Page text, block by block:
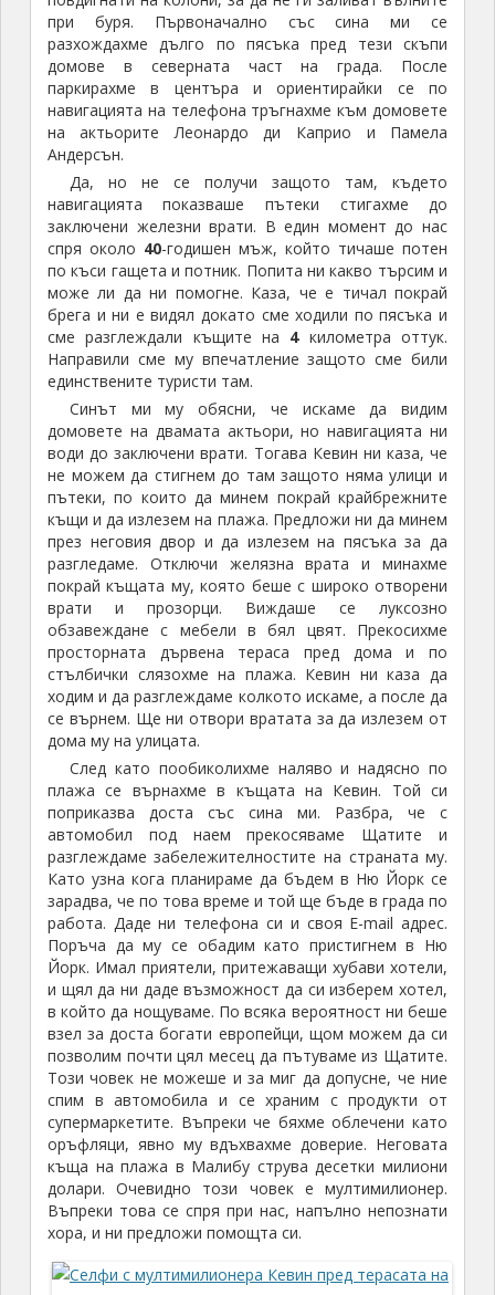
при буря. Първоначално със сина ми се
разхождахме дълго по пясъка пред тези скъпи
домове в северната част на града. После
паркирахме в центъра и ориентирайки се по
навигацията на телефона тръгнахме към домовете
на актьорите Леонардо ди Каприо и Памела
Андерсън.
Да, но не се получи защото там, където
навигацията показваше пътеки стигахме до
заключени железни врати. В един момент до нас
спря около 40-годишен мъж, който тичаше потен
по къси гащета и потник. Попита ни какво търсим и
може ли да ни помогне. Каза, че е тичал покрай
брега и ни е видял докато сме ходили по пясъка и
сме разглеждали къщите на 4километра оттук.
Направили сме му впечатление защото сме били
единствените туристи там.
Синът ми му обясни, че искаме да видим
домовете на двамата актьори, но навигацията ни
води до заключени врати. Тогава Кевин ни каза, че
не можем да стигнем до там защото няма улици и
пътеки, по които да минем покрай крайбрежните
къщи и да излезем на плажа. Предложи ни да минем
през неговия двор и да излезем на пясъка за да
разгледаме. Отключи желязна врата и минахме
покрай къщата му, която беше с широко отворени
врати и прозорци. Виждаше се луксозно
обзавеждане с мебели в бял цвят. Прекосихме
просторната дървена тераса пред дома и по
стълбички слязохме на плажа. Кевин ни каза да
ходим и да разглеждаме колкото искаме, а после да
се върнем. Ще ни отвори вратата за да излезем от
дома му на улицата.
След като пообиколихме наляво и надясно по
плажа се върнахме в къщата на Кевин. Той си
поприказва доста със сина ми. Разбра, че с
автомобил под наем прекосяваме Щатите и
разглеждаме забележителностите на страната му.
Като узна кога планираме да бъдем в Ню Йорк се
зарадва, че по това време и той ще бъде в града по
работа. Даде ни телефона си и своя E-mail адрес.
Поръча да му се обадим като пристигнем в Ню
Йорк. Имал приятели, притежаващи хубави хотели,
и щял да ни даде възможност да си изберем хотел,
в който да нощуваме. По всяка вероятност ни беше
взел за доста богати европейци, щом можем да си
позволим почти цял месец да пътуваме из Щатите.
Този човек не можеше и за миг да допусне, че ние
спим в автомобила и се храним с продукти от
супермаркетите. Въпреки че бяхме облечени като
оръфляци, явно му вдъхвахме доверие. Неговата
къща на плажа в Малибу струва десетки милиони
долари. Очевидно този човек е мултимилионер.
Въпреки това се спря при нас, напълно непознати
хора, и ни предложи помощта си.